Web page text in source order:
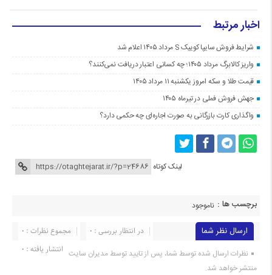
اخبار مرتبط
شرایط فروش سایپا کوییک S مرداد ۱۴۰۵ اعلام شد
واریز کالابرگ مرداد ۱۴۰۵؛ چه کسانی اعتبار دریافت نمی‌کنند؟
قیمت طلا و سکه امروز یکشنبه ۱۱ مرداد ۱۴۰۵
جهش فروش فملی در تیرماه ۱۴۰۵
واگذاری کارت بازرگانی به صورت اجاره‌ای چه حکمی دارد؟
لینک کوتاه
برچسب ها : ناموجود
ارسال نظر شما مجموع نظرات : 0
در انتظار بررسی : 0
انتشار یافته : 0 نظرات ارسال شده توسط شما، پس از تایید توسط مدیران سایت
منتشر خواهد شد.